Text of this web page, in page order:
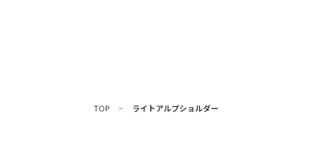
TOP > ライトアルプショルダー